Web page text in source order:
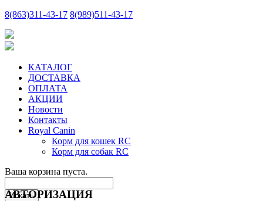
8(863)311-43-17 8(989)511-43-17
КАТАЛОГ
ДОСТАВКА
ОПЛАТА
АКЦИИ
Новости
Контакты
Royal Canin
Корм для кошек RC
Корм для собак RC
Ваша корзина пуста.
АВТОРИЗАЦИЯ